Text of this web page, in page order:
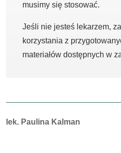
musimy się stosować.
Jeśli nie jesteś lekarzem,
korzystania z
materiałów dostępnych w
Autorzy:
lek. Paulina Kalman